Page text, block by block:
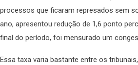
processos que ficaram represados sem
ano, apresentou redução de 1,6 ponto
final do período, foi mensurado um
Essa taxa varia bastante entre os